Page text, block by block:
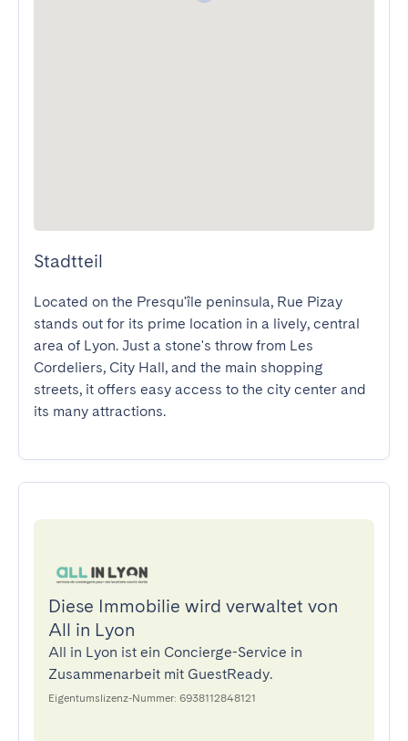
Stadtteil
Located on the Presqu'île peninsula, Rue Pizay
stands out for its prime location in a lively, central
area of Lyon. Just a stone's throw from Les
Cordeliers, City Hall, and the main shopping
streets, it offers easy access to the city center and
its many attractions.
Diese Immobilie wird verwaltet von
All in Lyon
All in Lyon ist ein Concierge-Service in
Zusammenarbeit mit GuestReady.
Eigentumslizenz-Nummer: 6938112848121